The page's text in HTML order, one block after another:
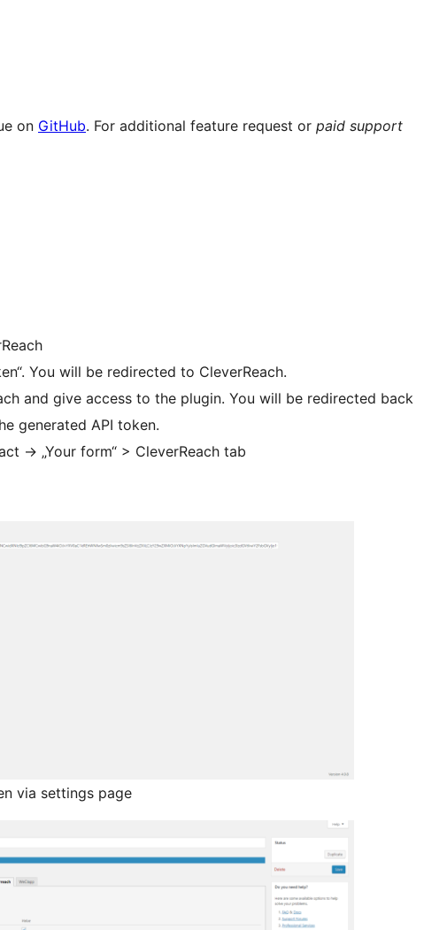
on GitHub. For additional feature request or paid support
You will be redirected to CleverReach.
and give access to the plugin. You will be redirected back
generated API token.
-> „Your form“ > CleverReach tab
via settings page